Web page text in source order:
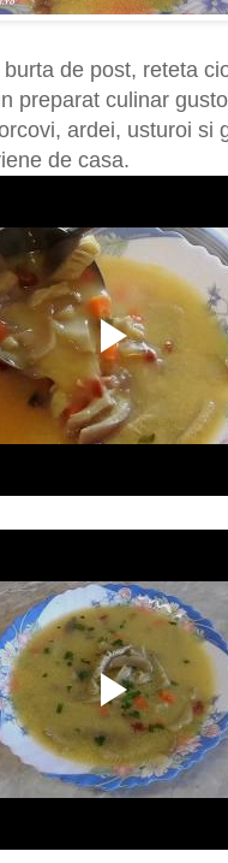
de post, reteta
preparat culinar
ardei, usturoi si
de casa.